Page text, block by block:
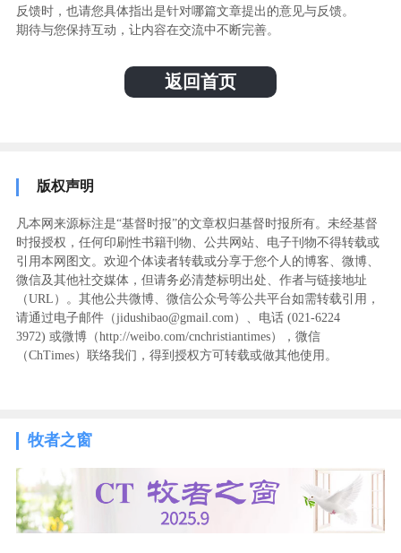
反馈时，也请您具体指出是针对哪篇文章提出的意见与反馈。
期待与您保持互动，让内容在交流中不断完善。
返回首页
版权声明
凡本网来源标注是“基督时报”的文章权归基督时报所有。未经基督
时报授权，任何印刷性书籍刊物、公共网站、电子刊物不得转载或
引用本网图文。欢迎个体读者转载或分享于您个人的博客、微博、
微信及其他社交媒体，但请务必清楚标明出处、作者与链接地址
（URL）。其他公共微博、微信公众号等公共平台如需转载引用，
请通过电子邮件（jidushibao@gmail.com）、电话 (021-6224
3972) ‬或微博（http://weibo.com/cnchristiantimes），微信
（ChTimes）联络我们，得到授权方可转载或做其他使用。
牧者之窗